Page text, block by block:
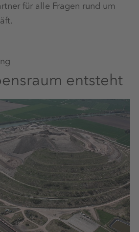
für alle Fragen rund um
entsteht